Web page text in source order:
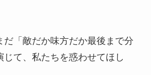
だ「敵だか味方だか最後まで分
じて、私たちを惑わせてほし